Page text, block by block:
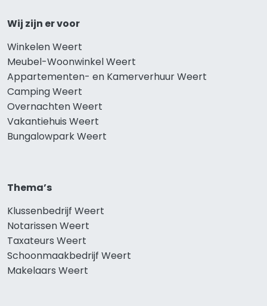
Wij zijn er voor
Winkelen Weert
Meubel-Woonwinkel Weert
Appartementen- en Kamerverhuur Weert
Camping Weert
Overnachten Weert
Vakantiehuis Weert
Bungalowpark Weert
Thema’s
Klussenbedrijf Weert
Notarissen Weert
Taxateurs Weert
Schoonmaakbedrijf Weert
Makelaars Weert